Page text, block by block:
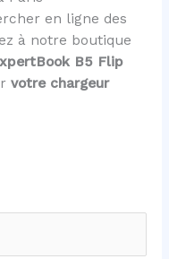
en ligne des
à notre boutique
B5 Flip
votre chargeur